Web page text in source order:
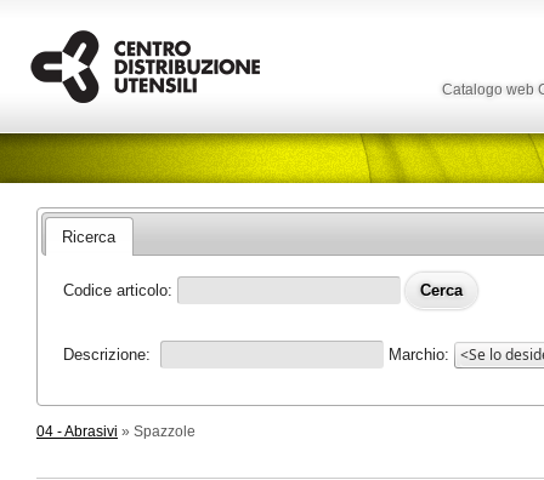
Catalogo web
Ricerca
Codice articolo:
Descrizione: Marchio:
04 - Abrasivi » Spazzole